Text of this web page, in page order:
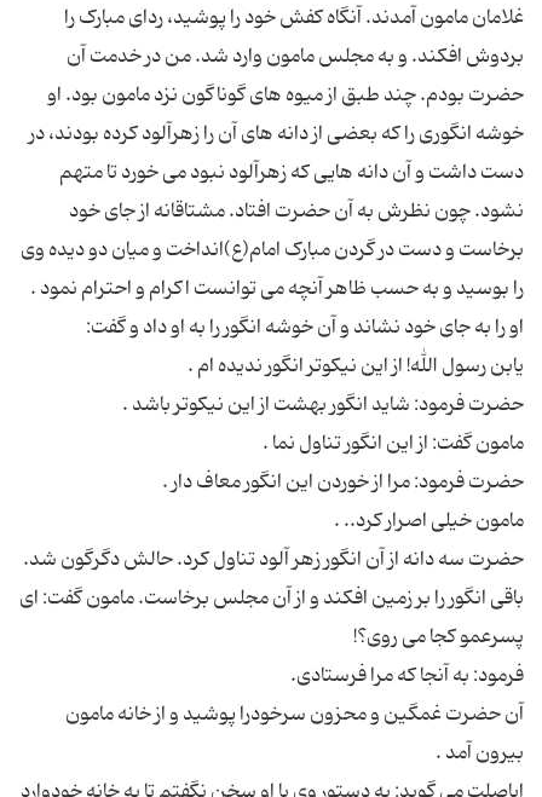
غلامان مامون آمدند. آنگاه کفش خود را پوشید، ردای مبارک را
بردوش افکند. و به مجلس مامون وارد شد. من در خدمت آن
حضرت بودم. چند طبق از میوه های گوناگون نزد مامون بود. او
خوشه انگوری را که بعضی از دانه های آن را زهرآلود کرده بودند، در
دست داشت و آن دانه هایی که زهرآلود نبود می خورد تا متهم
نشود. چون نظرش به آن حضرت افتاد. مشتاقانه از جای خود
برخاست و دست در گردن مبارک امام(ع)انداخت و میان دو دیده وی
حضرت سه دانه از آن انگور زهر آلود تناول کرد. حالش دگرگون شد.
باقی انگور را بر زمین افکند و از آن مجلس برخاست. مامون گفت: ای
آن حضرت غمگین و محزون سرخودرا پوشید و از خانه مامون